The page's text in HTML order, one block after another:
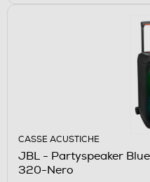
CASSE ACUSTICHE
JBL - Partyspeaker
320-Nero